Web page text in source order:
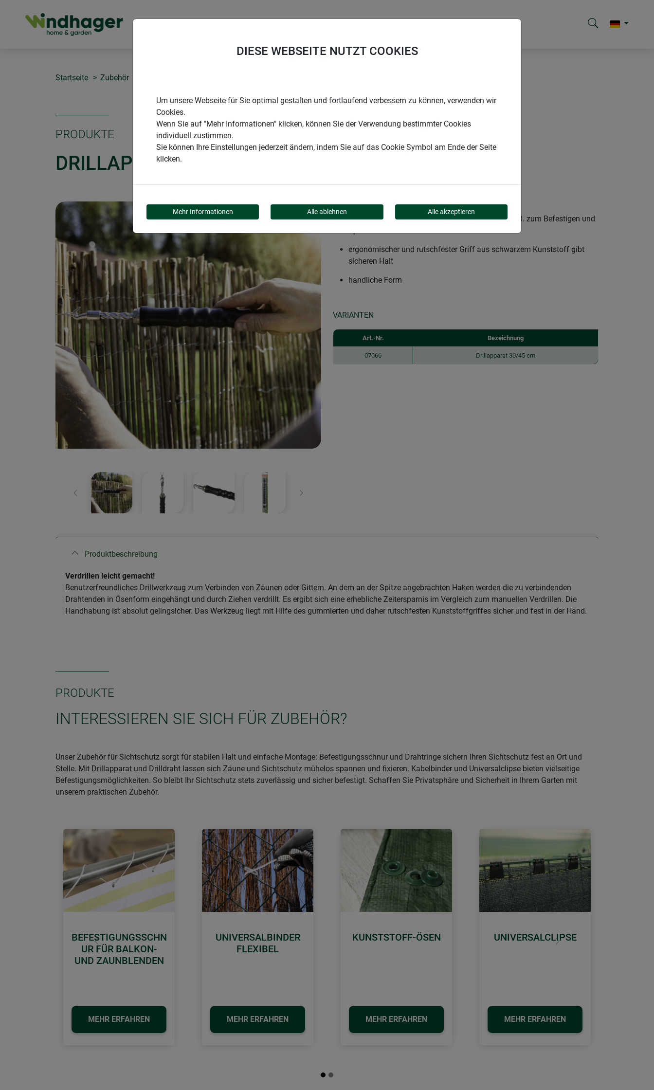
Startseite Zubehör
PRODUKTE
DRILLAPPARAT
Zurück Weiter
robustes Werkzeug zum Verdrillen von Drähten, z.B. zum Befestigen und
ergonomischer und rutschfester Griff aus schwarzem Kunststoff gibt
sicheren Halt
handliche Form
VARIANTEN
Art.-Nr. Bezeichnung
07066 Drillapparat 30/45 cm
Produktbeschreibung
​Verdrillen leicht gemacht!
Benutzerfreundliches Drillwerkzeug zum Verbinden von Zäunen oder Gittern. An dem an der Spitze angebrachten Haken werden die zu verbindenden
Drahtenden in Ösenform eingehängt und durch Ziehen verdrillt. Es ergibt sich eine erhebliche Zeitersparnis im Vergleich zum manuellen Verdrillen. Die
Handhabung ist absolut gelingsicher. Das Werkzeug liegt mit Hilfe des gummierten und daher rutschfesten Kunststoffgriffes sicher und fest in der Hand.
PRODUKTE
INTERESSIEREN SIE SICH FÜR ZUBEHÖR?
Unser Zubehör für Sichtschutz sorgt für stabilen Halt und einfache Montage: Befestigungsschnur und Drahtringe sichern Ihren Sichtschutz fest an Ort und
Stelle. Mit Drillapparat und Drilldraht lassen sich Zäune und Sichtschutz mühelos spannen und fixieren. Kabelbinder und Universalclipse bieten vielseitige
Befestigungsmöglichkeiten. So bleibt Ihr Sichtschutz stets zuverlässig und sicher befestigt. Schaffen Sie Privatsphäre und Sicherheit in Ihrem Garten mit
unserem praktischen Zubehör.
BEFESTIGUNGSSCHN
UR FÜR BALKON-
UND ZAUNBLENDEN
MEHR ERFAHREN
UNIVERSALBINDER
FLEXIBEL
MEHR ERFAHREN
KUNSTSTOFF-ÖSEN
MEHR ERFAHREN
UNIVERSALCLIPSE
MEHR ERFAHREN
Zurück Weiter
DIESE WEBSEITE NUTZT COOKIES
Um unsere Webseite für Sie optimal gestalten und fortlaufend verbessern zu können, verwenden wir
Cookies.
Wenn Sie auf "Mehr Informationen" klicken, können Sie der Verwendung bestimmter Cookies
individuell zustimmen.
Sie können Ihre Einstellungen jederzeit ändern, indem Sie auf das Cookie Symbol am Ende der Seite
klicken.
Mehr Informationen Alle ablehnen Alle akzeptieren